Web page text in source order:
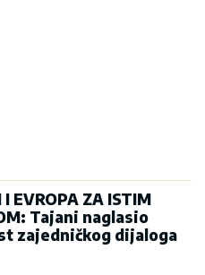
I EVROPA ZA ISTIM
Tajani naglasio
zajedničkog dijaloga